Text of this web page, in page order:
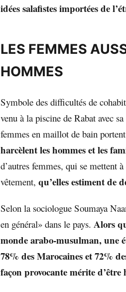
idées salafistes importées de
LES FEMMES
HOMMES
Symbole des difficultés de
venu à la piscine de Rabat avec
femmes en maillot de bain portent
harcèlent les hommes et les
d’autres femmes, qui se mettent
vêtement, qu’elles estiment de
Selon la sociologue Soumaya
en général» dans le pays. Alors
monde arabo-musulman, une
78% des Marocaines et 72%
façon provocante mérite d’être